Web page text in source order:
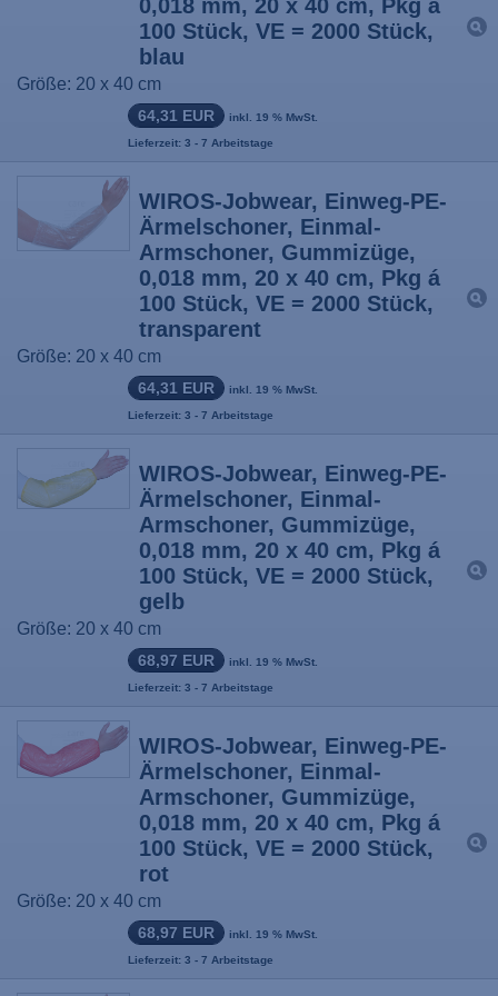
0,018 mm, 20 x 40 cm, Pkg á
100 Stück, VE = 2000 Stück,
blau
Größe: 20 x 40 cm
64,31 EUR inkl. 19 % MwSt.
Lieferzeit: 3 - 7 Arbeitstage
WIROS-Jobwear, Einweg-PE-
Ärmelschoner, Einmal-
Armschoner, Gummizüge,
0,018 mm, 20 x 40 cm, Pkg á
100 Stück, VE = 2000 Stück,
transparent
Größe: 20 x 40 cm
64,31 EUR inkl. 19 % MwSt.
Lieferzeit: 3 - 7 Arbeitstage
WIROS-Jobwear, Einweg-PE-
Ärmelschoner, Einmal-
Armschoner, Gummizüge,
0,018 mm, 20 x 40 cm, Pkg á
100 Stück, VE = 2000 Stück,
gelb
Größe: 20 x 40 cm
68,97 EUR inkl. 19 % MwSt.
Lieferzeit: 3 - 7 Arbeitstage
WIROS-Jobwear, Einweg-PE-
Ärmelschoner, Einmal-
Armschoner, Gummizüge,
0,018 mm, 20 x 40 cm, Pkg á
100 Stück, VE = 2000 Stück,
rot
Größe: 20 x 40 cm
68,97 EUR inkl. 19 % MwSt.
Lieferzeit: 3 - 7 Arbeitstage